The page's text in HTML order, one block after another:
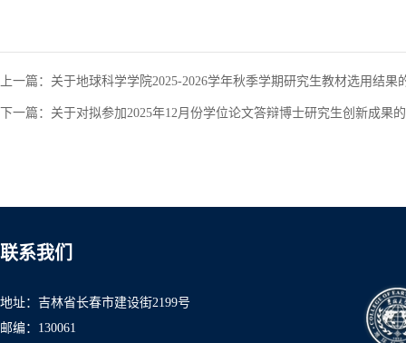
上一篇： 关于地球科学学院2025-2026学年秋季学期研究生教材选用结果
下一篇： 关于对拟参加2025年12月份学位论文答辩博士研究生创新成果
联系我们
地址：吉林省长春市建设街2199号
邮编：130061